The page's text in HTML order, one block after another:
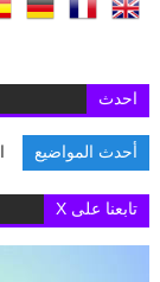
احدث
أحدث المواضيع
تابعنا على X